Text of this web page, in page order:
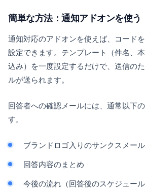
簡単な方法：通知アドオンを使う
通知対応のアドオンを使えば、コード
設定できます。テンプレート（件名、
込み）を一度設定するだけで、送信の
ルが送られます。
回答者への確認メールには、通常以下
す。
ブランドロゴ入りのサンクスメール
回答内容のまとめ
今後の流れ（回答後のスケジュール